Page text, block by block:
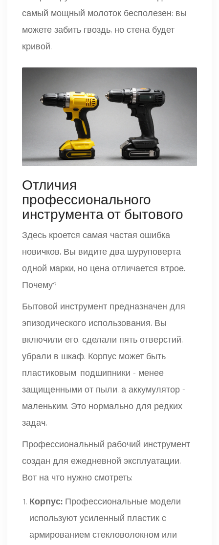
самый мощный молоток бесполезен: вы
можете забить гвоздь, но стена будет
кривой.
Отличия
профессионального
инструмента от бытового
Здесь кроется самая частая ошибка
новичков. Вы видите два шуруповерта
одной марки, но цена отличается втрое.
Почему?
Бытовой инструмент предназначен для
эпизодического использования. Вы
включили его, сделали пять отверстий,
убрали в шкаф. Корпус может быть
пластиковым, подшипники - менее
защищенными от пыли, а аккумулятор -
маленьким. Это нормально для редких
задач.
Профессиональный рабочий инструмент
создан для ежедневной эксплуатации.
Вот на что нужно смотреть:
Корпус: Профессиональные модели
используют усиленный пластик с
армированием стекловолокном или